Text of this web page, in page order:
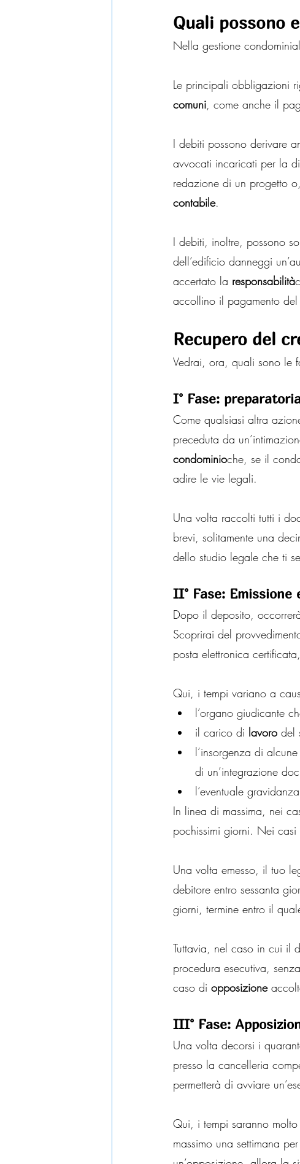
Quali possono
Nella gestione
Le principali obbligazioni
comuni, come anche il
I debiti possono derivare
avvocati incaricati per la
redazione di un progetto
contabile.
I debiti, inoltre, possono
dell’edificio danneggi
accertato la responsabilità
accollino il pagamento del
Recupero del
Vedrai, ora, quali sono le
I° Fase:
Come qualsiasi altra
preceduta da
condominioche, se il
adire le vie legali.
Una volta raccolti tutti i
brevi, solitamente una
dello studio legale che ti
II° Fase: Emissione
Dopo il deposito,
Scoprirai del
posta elettronica
Qui, i tempi variano a
l’organo giudicante
il carico di lavoro del
l’insorgenza di
di un’integrazione
l’eventuale
In linea di massima, nei
pochissimi giorni. Nei
Una volta emesso, il tuo
debitore entro sessanta
giorni, termine entro il
Tuttavia, nel caso in cui il
procedura esecutiva,
caso di opposizione
III° Fase:
Una volta decorsi i
presso la cancelleria
permetterà di avviare
Qui, i tempi saranno
massimo una settimana